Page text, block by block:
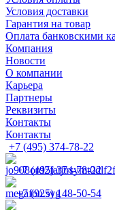
Условия доставки
Гарантия на товар
Оплата банковскими
Компания
Новости
О компании
Карьера
Партнеры
Реквизиты
Контакты
Контакты
+7 (495) 374-78-22
+7 (495) 374-78-22
+7 (925) 148-50-54